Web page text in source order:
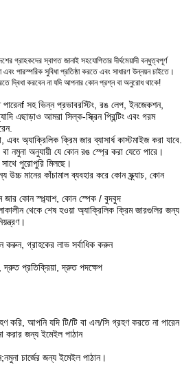
গ্রাহকদের স্বাগত জানাই সহযোগিতার দীর্ঘমেয়াদী বন্ধুত্বপূর্ণ
এবং পারস্পরিক সুবিধা প্রতিষ্ঠা করতে এবং সাধারণ উন্নয়ন চাইতে।
দ্বিধা করবেন না যদি আপনার কোন প্রশ্ন বা অনুরোধ থাকে!
f সহ ভিন্ন প্রভাবরস্টিং, রঙ লেপ, ইনজেকশন,
এছাড়াও আমরা সিল্ক-স্ক্রিন প্রিন্টিং এবং গরম
.
অ্যাক্রিলিক ক্রিম জার ব্যাসার্ধ কাস্টমাইজ করা যাবে.
নমুনা অনুযায়ী যে কোন রঙ স্প্রে করা যেতে পারে।
পুরোপুরি মিলছে।
উচ্চ মানের কাঁচামাল ব্যবহার করে কোন স্ক্র্যাচ, কোন
জার কোন স্প্ল্যাশ, কোন স্পেক / বুদবুদ
থেকে শেষ হওয়া অ্যাক্রিলিক ক্রিম জারগুলির জন্য
করুন, গ্রাহকের লাভ সর্বাধিক করুন
দ্রুত প্রতিক্রিয়া, দ্রুত পদক্ষেপ
করি, আপনি যদি টি/টি বা এল/সি গ্রহণ করতে না পারেন
করার জন্য ইমেইল পাঠান
নমুনা চার্জের জন্য ইমেইল পাঠান।